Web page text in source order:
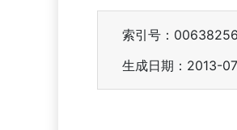
索引号：
生成日期：2013-